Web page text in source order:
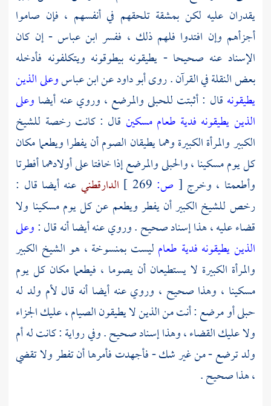
يقدران عليه لكن بمشقة تلحقهم في أنفسهم ، فإن صاموا
أجزأهم وإن افتدوا فلهم ذلك ، ففسر ابن عباس- إن كان
الإسناد عنه صحيحا - يطيقونه بيطوقونه ويتكلفونه فأدخله
بعض النقلة في القرآن . روىأبو داودعنابن عباسوعلى الذين
يطيقونه قال : أثبتت للحبلى والمرضع ، وروي عنه أيضا وعلى
الذين يطيقونه فدية طعام مسكين قال : كانت رخصة للشيخ
الكبير والمرأة الكبيرة وهما يطيقان الصوم أن يفطرا ويطعما مكان
كل يوم مسكينا ، والحبلى والمرضع إذا خافتا على أولادهما أفطرتا
وأطعمتا ، وخرج [ ص: الدارقطني عنه أيضا قال :
رخص للشيخ الكبير أن يفطر ويطعم عن كل يوم مسكينا ولا
قضاء عليه ، هذا إسناد صحيح . وروي عنه أيضا أنه قال :وعلى
الذين يطيقونه فدية طعام ليست بمنسوخة ، هو الشيخ الكبير
والمرأة الكبيرة لا يستطيعان أن يصوما ، فيطعما مكان كل يوم
مسكينا ، وهذا صحيح ، وروي عنه أيضا أنه قال لأم ولد له
حبلى أو مرضع : أنت من الذين لا يطيقون الصيام ، عليك الجزاء
ولا عليك القضاء ، وهذا إسناد صحيح . وفي رواية : كانت له أم
ولد ترضع - من غير شك - فأجهدت فأمرها أن تفطر ولا تقضي
، هذا صحيح .